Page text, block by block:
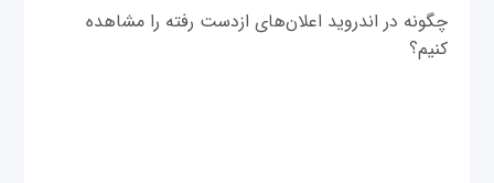
چگونه در اندروید اعلان‌های ازدست رفته را مشاهده
کنیم؟